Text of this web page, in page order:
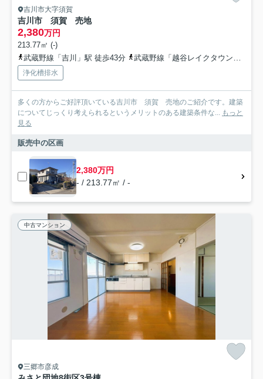
吉川市大字須賀
吉川市 須賀 売地
2,380万円
213.77㎡ (-)
武蔵野線「吉川」駅 徒歩43分
武蔵野線「越谷レイクタウン」駅 徒歩48分
浄化槽排水
多くの方からご好評頂いている吉川市 須賀 売地のご紹介です。建築
についてじっくり考えられるというメリットのある建築条件な... もっと
見る
販売中の区画
2,380万円
- / 213.77㎡ / -
中古マンション
三郷市彦成